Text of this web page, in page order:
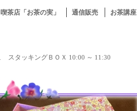
喫茶店「お茶の実」 通信販売 お茶講座
スタッキングＢＯＸ 10:00 ～ 11:30